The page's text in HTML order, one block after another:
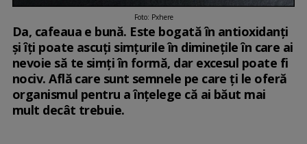
Foto: Pxhere
Da, cafeaua e bună. Este bogată în antioxidanți
și îți poate ascuți simțurile în diminețile în care ai
nevoie să te simți în formă, dar excesul poate fi
nociv. Află care sunt semnele pe care ți le oferă
organismul pentru a înțelege că ai băut mai
mult decât trebuie.